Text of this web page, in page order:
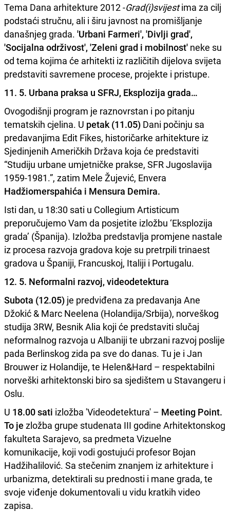
Tema Dana arhitekture 2012 -Grad(i)svijestima za cilj
podstaći stručnu, ali i širu javnost na promišljanje
današnjeg grada. 'Urbani Farmeri', 'Divlji grad',
'Socijalna održivost', 'Zeleni grad i mobilnost' neke su
od tema kojima će arhitekti iz različitih dijelova svijeta
predstaviti savremene procese, projekte i pristupe.
11. 5. Urbana praksa u SFRJ, Eksplozija grada…
Ovogodišnji program je raznovrstan i po pitanju
tematskih cjelina. U petak (11.05) Dani počinju sa
predavanjima Edit Fikes, historičarke arhitekture iz
Sjedinjenih Američkih Država koja će predstaviti
“Studiju urbane umjetničke prakse, SFR Jugoslavija
1959-1981.”, zatim Mele Žujević, Envera
Hadžiomerspahića i Mensura Demira.
Isti dan, u 18:30 sati u Collegium Artisticum
preporučujemo Vam da posjetite izložbu ‘Eksplozija
grada’ (Španija). Izložba predstavlja promjene nastale
iz procesa razvoja gradova koje su pretrpili trinaest
gradova u Španiji, Francuskoj, Italiji i Portugalu.
12. 5. Neformalni razvoj, videodetektura
Subota (12.05) je predviđena za predavanja Ane
Džokić & Marc Neelena (Holandija/Srbija), norveškog
studija 3RW, Besnik Alia koji će predstaviti slučaj
neformalnog razvoja u Albaniji te ubrzani razvoj poslije
pada Berlinskog zida pa sve do danas. Tu je i Jan
Brouwer iz Holandije, te Helen&Hard – respektabilni
norveški arhitektonski biro sa sjedištem u Stavangeru i
Oslu.
U 18.00 sati izložba 'Videodetektura' – Meeting Point.
To je zložba grupe studenata III godine Arhitektonskog
fakulteta Sarajevo, sa predmeta Vizuelne
komunikacije, koji vodi gostujući profesor Bojan
Hadžihalilović. Sa stečenim znanjem iz arhitekture i
urbanizma, detektirali su prednosti i mane grada, te
svoje viđenje dokumentovali u vidu kratkih video
zapisa.